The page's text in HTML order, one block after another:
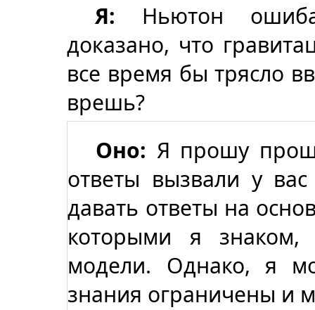
Я: Ньютон
доказано, что
все время бы трясло
врешь?
Оно: Я прошу
ответы вызвали у
давать ответы на
которыми я
модели. Однако, я
знания ограничены и